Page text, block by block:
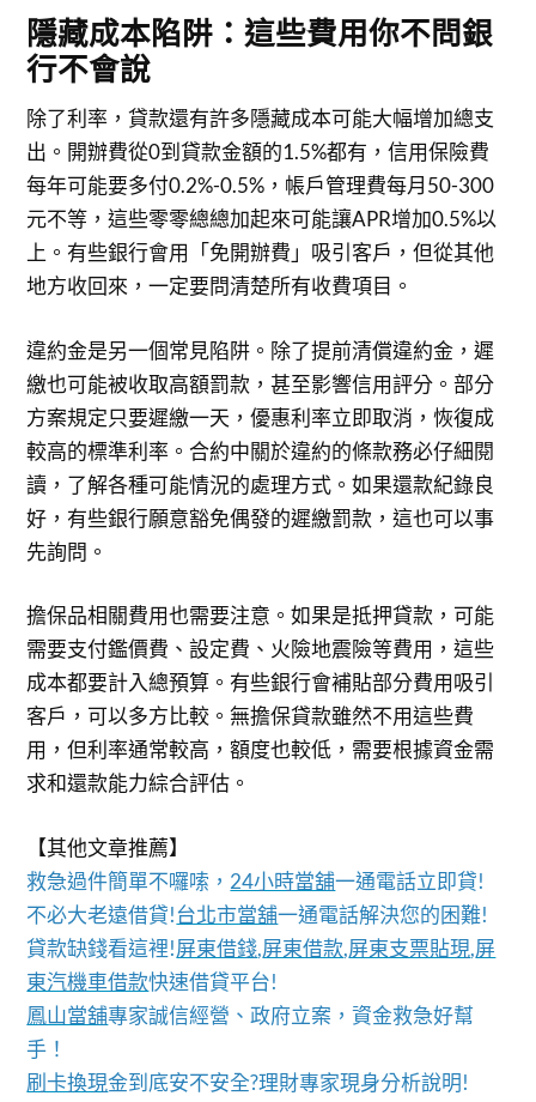
隱藏成本陷阱：這些費用你不問銀
行不會說
除了利率，貸款還有許多隱藏成本可能大幅增加總支
出。開辦費從0到貸款金額的1.5%都有，信用保險費
每年可能要多付0.2%-0.5%，帳戶管理費每月50-300
元不等，這些零零總總加起來可能讓APR增加0.5%以
上。有些銀行會用「免開辦費」吸引客戶，但從其他
地方收回來，一定要問清楚所有收費項目。
違約金是另一個常見陷阱。除了提前清償違約金，遲
繳也可能被收取高額罰款，甚至影響信用評分。部分
方案規定只要遲繳一天，優惠利率立即取消，恢復成
較高的標準利率。合約中關於違約的條款務必仔細閱
讀，了解各種可能情況的處理方式。如果還款紀錄良
好，有些銀行願意豁免偶發的遲繳罰款，這也可以事
先詢問。
擔保品相關費用也需要注意。如果是抵押貸款，可能
需要支付鑑價費、設定費、火險地震險等費用，這些
成本都要計入總預算。有些銀行會補貼部分費用吸引
客戶，可以多方比較。無擔保貸款雖然不用這些費
用，但利率通常較高，額度也較低，需要根據資金需
求和還款能力綜合評估。
【其他文章推薦】
救急過件簡單不囉嗦， 24小時當舖一通電話立即貸!
不必大老遠借貸!台北市當舖一通電話解決您的困難!
貸款缺錢看這裡!屏東借錢,屏東借款,屏東支票貼現,屏
東汽機車借款快速借貸平台!
鳳山當舖專家誠信經營、政府立案，資金救急好幫
手！
刷卡換現金到底安不安全?理財專家現身分析說明!